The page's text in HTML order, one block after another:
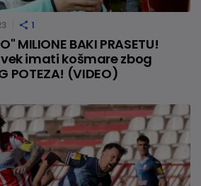
1
MILIONE BAKI PRASETU!
imati košmare zbog
POTEZA! (VIDEO)